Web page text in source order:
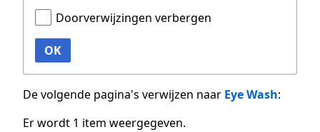
Doorverwijzingen verbergen
OK
De volgende pagina's verwijzen naar Eye Wash:
Er wordt 1 item weergegeven.